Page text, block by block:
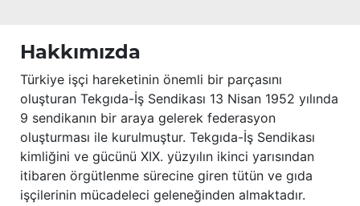
Hakkımızda
Türkiye işçi hareketinin önemli bir parçasını
oluşturan Tekgıda-İş Sendikası 13 Nisan 1952 yılında
9 sendikanın bir araya gelerek federasyon
oluşturması ile kurulmuştur. Tekgıda-İş Sendikası
kimliğini ve gücünü XIX. yüzyılın ikinci yarısından
itibaren örgütlenme sürecine giren tütün ve gıda
işçilerinin mücadeleci geleneğinden almaktadır.